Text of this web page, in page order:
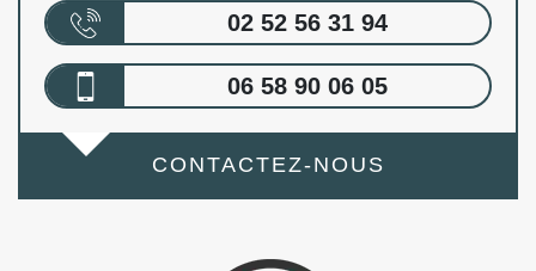
02 52 56 31 94
06 58 90 06 05
CONTACTEZ-NOUS